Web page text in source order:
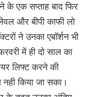
के एक सप्ताह बाद फिर
और बीपी काफी लो
ने उनका एबॉर्शन भी
में ही दो साल का
लिफ्ट करने की
नही किया जा सका।